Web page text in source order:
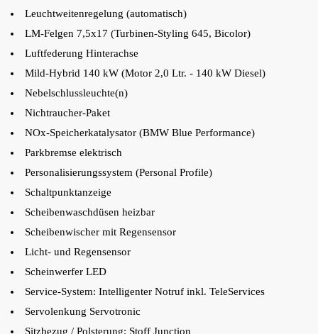
Leuchtweitenregelung (automatisch)
LM-Felgen 7,5x17 (Turbinen-Styling 645, Bicolor)
Luftfederung Hinterachse
Mild-Hybrid 140 kW (Motor 2,0 Ltr. - 140 kW Diesel)
Nebelschlussleuchte(n)
Nichtraucher-Paket
NOx-Speicherkatalysator (BMW Blue Performance)
Parkbremse elektrisch
Personalisierungssystem (Personal Profile)
Schaltpunktanzeige
Scheibenwaschdüsen heizbar
Scheibenwischer mit Regensensor
Licht- und Regensensor
Scheinwerfer LED
Service-System: Intelligenter Notruf inkl. TeleServices
Servolenkung Servotronic
Sitzbezug / Polsterung: Stoff Junction